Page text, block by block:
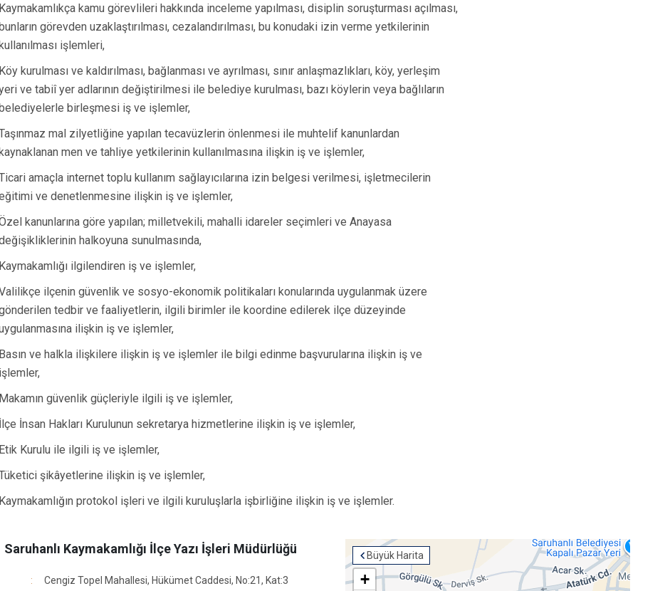
Kaymakamlıkça kamu görevlileri hakkında inceleme yapılması, disiplin soruşturması açılması,
görevden uzaklaştırılması, cezalandırılması, bu konudaki izin verme yetkilerinin
işlemleri,
Köy kurulması ve kaldırılması, bağlanması ve ayrılması, sınır anlaşmazlıkları, köy, yerleşim
ve tabiî yer adlarının değiştirilmesi ile belediye kurulması, bazı köylerin veya bağlıların
birleşmesi iş ve işlemler,
mal zilyetliğine yapılan tecavüzlerin önlenmesi ile muhtelif kanunlardan
men ve tahliye yetkilerinin kullanılmasına ilişkin iş ve işlemler,
amaçla internet toplu kullanım sağlayıcılarına izin belgesi verilmesi, işletmecilerin
ve denetlenmesine ilişkin iş ve işlemler,
kanunlarına göre yapılan; milletvekili, mahalli idareler seçimleri ve Anayasa
halkoyuna sunulmasında,
Kaymakamlığı ilgilendiren iş ve işlemler,
ilçenin güvenlik ve sosyo-ekonomik politikaları konularında uygulanmak üzere
tedbir ve faaliyetlerin, ilgili birimler ile koordine edilerek ilçe düzeyinde
ilişkin iş ve işlemler,
Basın ve halkla ilişkilere ilişkin iş ve işlemler ile bilgi edinme başvurularına ilişkin iş ve
işlemler,
Makamın güvenlik güçleriyle ilgili iş ve işlemler,
İlçe İnsan Hakları Kurulunun sekretarya hizmetlerine ilişkin iş ve işlemler,
Etik Kurulu ile ilgili iş ve işlemler,
şikâyetlerine ilişkin iş ve işlemler,
Kaymakamlığın protokol işleri ve ilgili kuruluşlarla işbirliğine ilişkin iş ve işlemler.
Büyük Harita
+
Saruhanlı Kaymakamlığı İlçe Yazı İşleri Müdürlüğü
Cengiz Topel Mahallesi, Hükümet Caddesi, No:21, Kat:3